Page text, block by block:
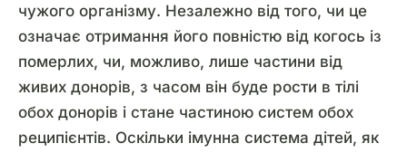
чужого організму. Незалежно від того, чи це
означає отримання його повністю від когось із
померлих, чи, можливо, лише частини від
живих донорів, з часом він буде рости в тілі
обох донорів і стане частиною систем обох
реципієнтів. Оскільки імунна система дітей, як